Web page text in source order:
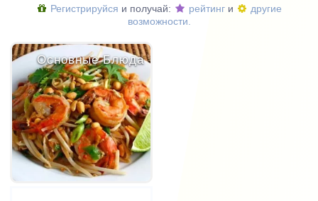
Регистрируйся и получай: рейтинг и
другие
возможности.
Основные Блюда